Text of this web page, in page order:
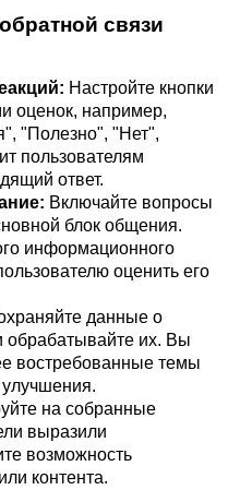
связи
Настройте кнопки
оценок, например,
"Полезно", "Нет",
пользователям
ответ.
Включайте вопросы
блок общения.
информационного
оценить его
данные о
обрабатывайте их. Вы
востребованные темы
на собранные
выразили
возможность
контента.